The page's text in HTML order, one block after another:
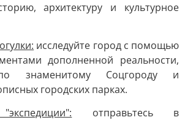
архитектуру и культурное
исследуйте город с помощью
дополненной реальности,
по знаменитому Соцгороду и
городских парках.
отправьтесь в